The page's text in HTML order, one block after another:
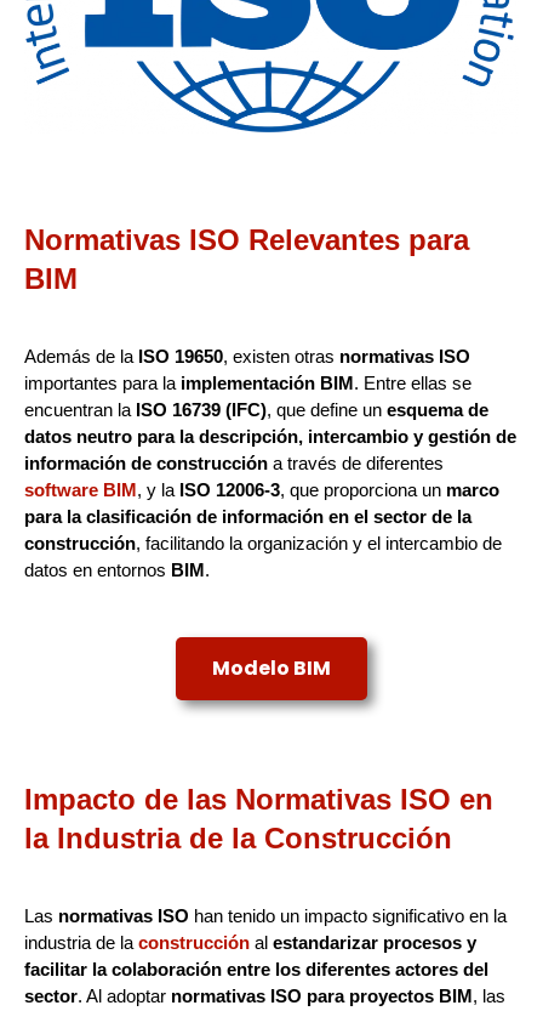
Normativas ISO Relevantes para
BIM
Además de la ISO 19650, existen otras normativas ISO
importantes para la implementación BIM. Entre ellas se
encuentran la ISO 16739 (IFC), que define un esquema de
datos neutro para la descripción, intercambio y gestión de
información de construcción a través de diferentes
software BIM, y la ISO 12006-3, que proporciona un marco
para la clasificación de información en el sector de la
construcción, facilitando la organización y el intercambio de
datos en entornos BIM.
Modelo BIM
Impacto de las Normativas ISO en
la Industria de la Construcción
Las normativas ISO han tenido un impacto significativo en la
industria de la construcción al estandarizar procesos y
facilitar la colaboración entre los diferentes actores del
sector. Al adoptar normativas ISO para proyectos BIM, las